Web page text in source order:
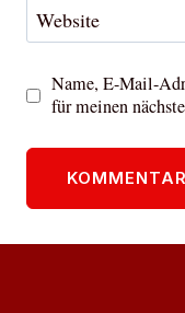
Website
Name, E-Mail-
für meinen